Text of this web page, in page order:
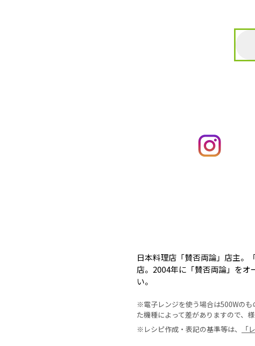
日本料理店「賛否両論」店主。
店。2004年に「賛否両論」をオ
い。
※電子レンジを使う場合は500Wのも
た機種によって差がありますので、
※レシピ作成・表記の基準等は、
「